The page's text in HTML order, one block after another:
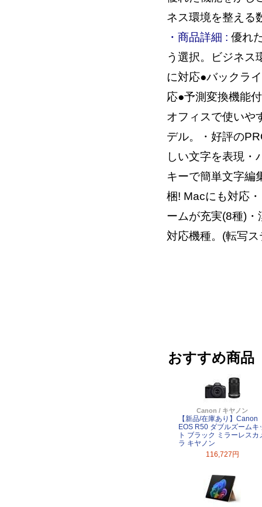
ネス環境を整える
・商品詳細 : 優れ
う選択。ビジネス
に対応●バックラ
応●予測変換機能
オフィスで使いや
デル。・好評の
しい文字を表現・
キーで簡単文字編
梱! Macにも対応
ームが充実(8種)
対応機種。(転写
おすすめ商品
Canon / キヤノン
【新品/在庫あり】Canon
EOS R50 ダブルズームキ
ト ブラック ミラーレスカ
ラ キヤノン
116,727円